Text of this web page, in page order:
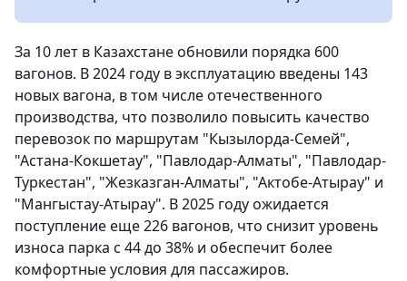
За 10 лет в Казахстане обновили порядка 600
вагонов. В 2024 году в эксплуатацию введены 143
новых вагона, в том числе отечественного
производства, что позволило повысить качество
перевозок по маршрутам "Кызылорда-Семей",
"Астана-Кокшетау", "Павлодар-Алматы", "Павлодар-
Туркестан", "Жезказган-Алматы", "Актобе-Атырау" и
"Мангыстау-Атырау". В 2025 году ожидается
поступление еще 226 вагонов, что снизит уровень
износа парка с 44 до 38% и обеспечит более
комфортные условия для пассажиров.